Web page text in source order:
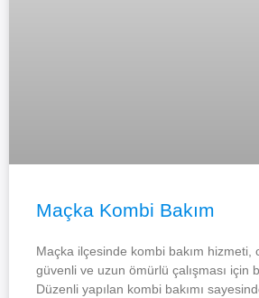
Maçka Kombi Bakım
Maçka ilçesinde kombi bakım hizmeti,
güvenli ve uzun ömürlü çalışması için
Düzenli yapılan kombi bakımı